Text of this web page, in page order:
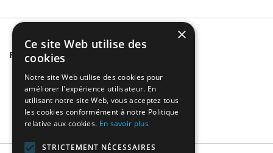
Related Products
×
Ce site Web utilise des
cookies
Notre site Web utilise des cookies pour
améliorer l'expérience utilisateur. En
utilisant notre site Web, vous acceptez tous
les cookies conformément à notre Politique
relative aux cookies. En savoir plus
STRICTEMENT NÉCESSAIRES